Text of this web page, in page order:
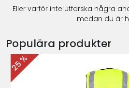
Eller varför inte utforska några
medan du är
Populära produkter
25 %